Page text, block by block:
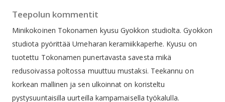
Teepolun kommentit
Minikokoinen Tokonamen kyusu Gyokkon studiolta. Gyokkon
studiota pyörittää Umeharan keramiikkaperhe. Kyusu on
tuotettu Tokonamen punertavasta savesta mikä
redusoivassa poltossa muuttuu mustaksi. Teekannu on
korkean mallinen ja sen ulkoinnat on koristeltu
pystysuuntaisilla uurteilla kampamaisella työkalulla.